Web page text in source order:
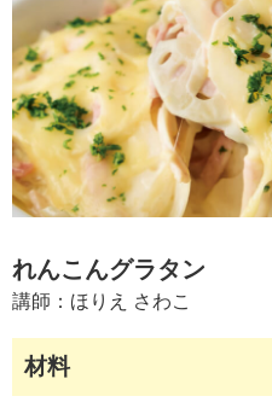
「
み
ん
な
の
き
ょ
う
の
れんこんグラタン
講師： ほりえ さわこ
材料